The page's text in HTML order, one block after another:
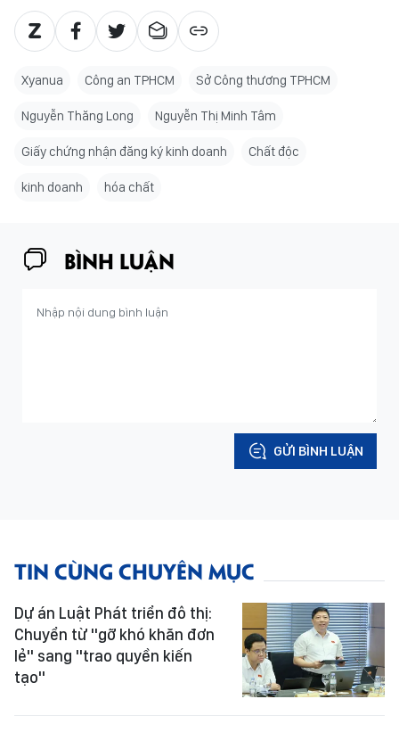
Xyanua Công an TPHCM Sở Công thương TPHCM
Nguyễn Thăng Long Nguyễn Thị Minh Tâm
Giấy chứng nhận đăng ký kinh doanh Chất độc
kinh doanh hóa chất
BÌNH LUẬN
GỬI BÌNH LUẬN
TIN CÙNG CHUYÊN MỤC
Dự án Luật Phát triển đô thị:
Chuyển từ "gỡ khó khăn đơn
lẻ" sang "trao quyền kiến
tạo"